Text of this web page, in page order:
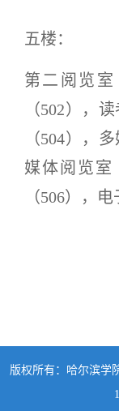
五楼：
第二阅览室
（502） ， 读
（504） ，
媒体阅览室
（506） ， 电
版权所有：哈尔滨学